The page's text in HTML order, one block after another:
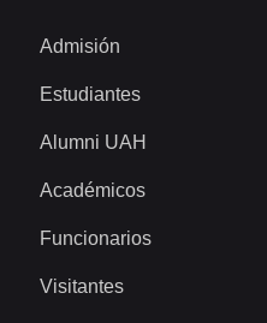
Admisión
Estudiantes
Alumni UAH
Académicos
Funcionarios
Visitantes